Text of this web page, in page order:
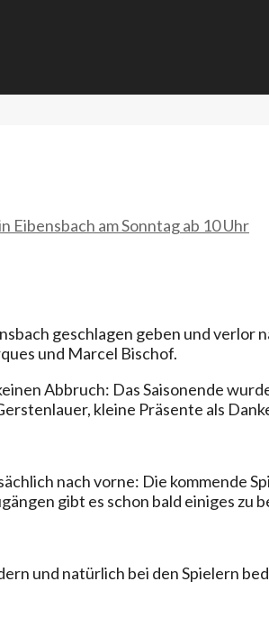
am Sonntag ab 10 Uhr
geschlagen geben und
und Marcel Bischof.
Abbruch: Das Saisonende
kleine Präsente als
nach vorne: Die kommende
gibt es schon bald einiges
und natürlich bei den Spielern